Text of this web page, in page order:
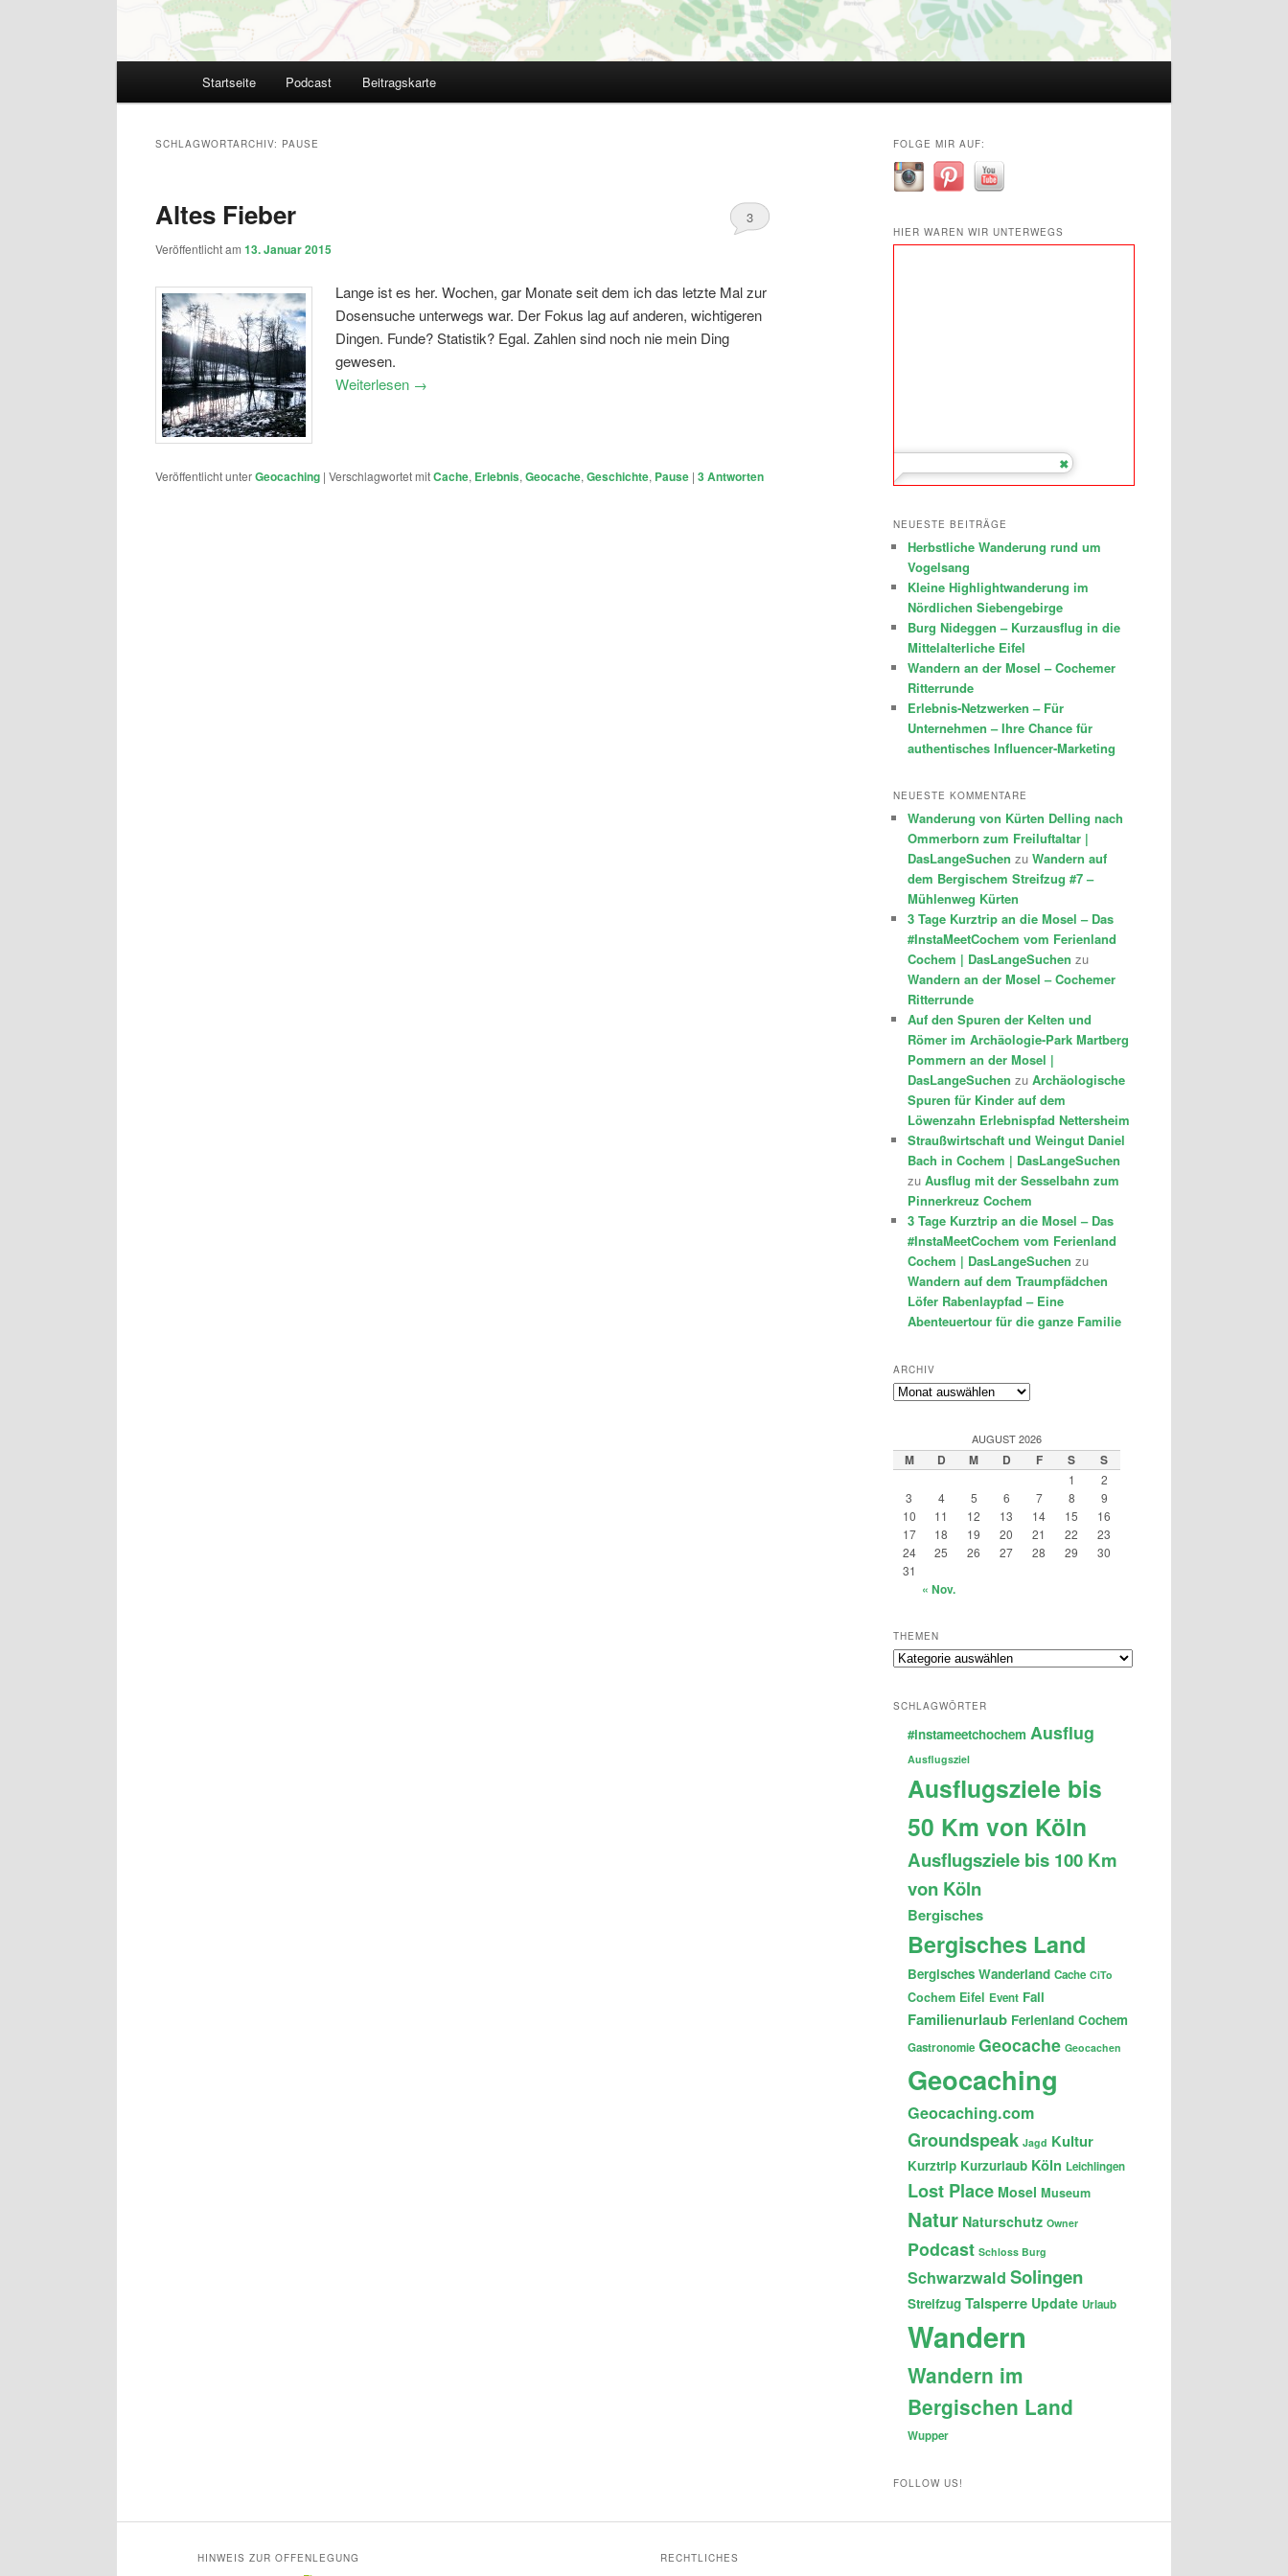
Startseite Podcast Beitragskarte
SCHLAGWORTARCHIV: PAUSE
Altes Fieber
Veröffentlicht am 13. Januar 2015
3
Lange ist es her. Wochen, gar Monate seit dem ich das letzte Mal zur
Dosensuche unterwegs war. Der Fokus lag auf anderen, wichtigeren
Dingen. Funde? Statistik? Egal. Zahlen sind noch nie mein Ding
gewesen.
Weiterlesen →
Veröffentlicht unterGeocaching | Verschlagwortet mitCache, Erlebnis, Geocache, Geschichte, Pause | 3Antworten
FOLGE MIR AUF:
HIER WAREN WIR UNTERWEGS
NEUESTE BEITRÄGE
Herbstliche Wanderung rund um
Vogelsang
Kleine Highlightwanderung im
Nördlichen Siebengebirge
Burg Nideggen – Kurzausflug in die
Mittelalterliche Eifel
Wandern an der Mosel – Cochemer
Ritterrunde
Erlebnis-Netzwerken – Für
Unternehmen – Ihre Chance für
authentisches Influencer-Marketing
NEUESTE KOMMENTARE
Wanderung von Kürten Delling nach
Ommerborn zum Freiluftaltar |
DasLangeSuchen zu Wandern auf
dem Bergischem Streifzug #7 –
Mühlenweg Kürten
3 Tage Kurztrip an die Mosel – Das
#InstaMeetCochem vom Ferienland
Cochem | DasLangeSuchen zu
Wandern an der Mosel – Cochemer
Ritterrunde
Auf den Spuren der Kelten und
Römer im Archäologie-Park Martberg
Pommern an der Mosel |
DasLangeSuchen zu Archäologische
Spuren für Kinder auf dem
Löwenzahn Erlebnispfad Nettersheim
Straußwirtschaft und Weingut Daniel
Bach in Cochem | DasLangeSuchen
zu Ausflug mit der Sesselbahn zum
Pinnerkreuz Cochem
3 Tage Kurztrip an die Mosel – Das
#InstaMeetCochem vom Ferienland
Cochem | DasLangeSuchen zu
Wandern auf dem Traumpfädchen
Löfer Rabenlaypfad – Eine
Abenteuertour für die ganze Familie
ARCHIV
Archiv
AUGUST 2026
M D M D F S S
1
2
3
4 5 6 7 8
9
10
11 12 13 14 15
16
17
18 19 20 21 22
23
24
25 26 27 28 29
30
31
« Nov.
THEMEN
Themen
SCHLAGWÖRTER
#instameetchochem Ausflug
Ausflugsziel
Ausflugsziele bis
50 Km von Köln
Ausflugsziele bis 100 Km
von Köln
Bergisches
Bergisches Land
Bergisches Wanderland Cache CiTo
Cochem Eifel Event Fail
Familienurlaub Ferienland Cochem
Gastronomie Geocache Geocachen
Geocaching
Geocaching.com
Groundspeak Jagd Kultur
Kurztrip Kurzurlaub Köln Leichlingen
Lost Place Mosel Museum
Natur Naturschutz Owner
Podcast Schloss Burg
Schwarzwald Solingen
Streifzug Talsperre Update Urlaub
Wandern
Wandern im
Bergischen Land
Wupper
FOLLOW US!
HINWEIS ZUR OFFENLEGUNG RECHTLICHES